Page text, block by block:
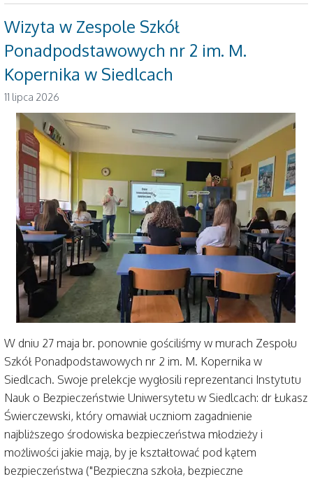
Wizyta w Zespole Szkół
Ponadpodstawowych nr 2 im. M.
Kopernika w Siedlcach
11 lipca 2026
W dniu 27 maja br. ponownie gościliśmy w murach Zespołu
Szkół Ponadpodstawowych nr 2 im. M. Kopernika w
Siedlcach. Swoje prelekcje wygłosili reprezentanci Instytutu
Nauk o Bezpieczeństwie Uniwersytetu w Siedlcach: dr Łukasz
Świerczewski, który omawiał uczniom zagadnienie
najbliższego środowiska bezpieczeństwa młodzieży i
możliwości jakie mają, by je kształtować pod kątem
bezpieczeństwa ("Bezpieczna szkoła, bezpieczne